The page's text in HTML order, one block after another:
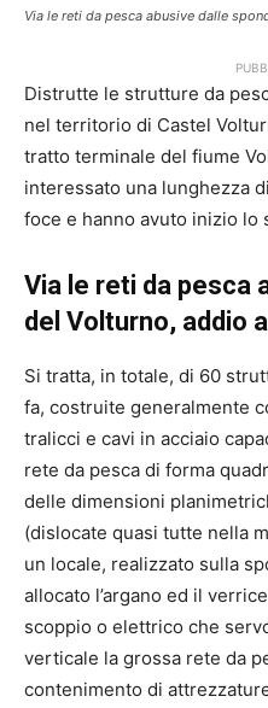
Via le reti da pesca abusive dalle
Distrutte le strutture da
nel territorio di Castel
tratto terminale del fiume
interessato una lunghezza
foce e hanno avuto inizio lo
Via le reti da pesca
del Volturno, addio a
Si tratta, in totale, di 60
fa, costruite generalmente
tralicci e cavi in acciaio
rete da pesca di forma
delle dimensioni
(dislocate quasi tutte nella
un locale, realizzato sulla
allocato l’argano ed il
scoppio o elettrico che
verticale la grossa rete da
contenimento di